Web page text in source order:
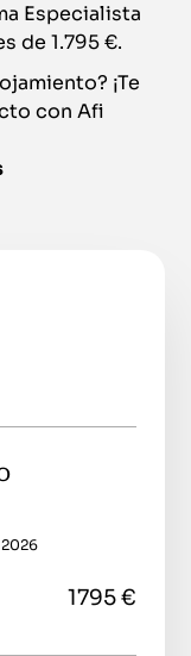
Especialista
de 1.795 €.
¡Te
con Afi
1795 €